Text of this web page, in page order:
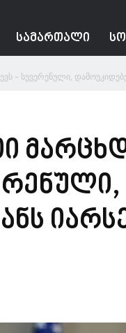
ᲡᲐᲛᲐᲠᲗᲐᲚᲘ
– სუვერენული,